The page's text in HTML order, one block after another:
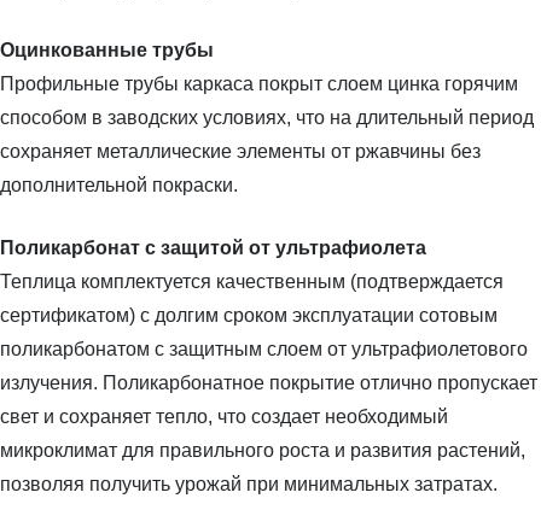
Оцинкованные трубы
Профильные трубы каркаса покрыт слоем цинка горячим
способом в заводских условиях, что на длительный период
сохраняет металлические элементы от ржавчины без
дополнительной покраски.
Поликарбонат с защитой от ультрафиолета
Теплица комплектуется качественным (подтверждается
сертификатом) с долгим сроком эксплуатации сотовым
поликарбонатом с защитным слоем от ультрафиолетового
излучения. Поликарбонатное покрытие отлично пропускает
свет и сохраняет тепло, что создает необходимый
микроклимат для правильного роста и развития растений,
позволяя получить урожай при минимальных затратах.